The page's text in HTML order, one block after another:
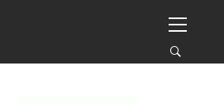
ン
イ
ン
メ